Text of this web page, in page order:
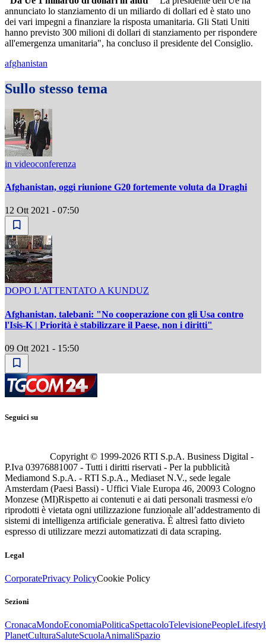
annunciato lo stanziamento di un miliardo di dollari ed è stato uno
dei vari impegni a finanziare la risposta umanitaria. Gli Stati Uniti
hanno previsto 300 milioni di dollari di stanziamento per rispondere
all'emergenza umanitaria", ha concluso il presidente del Consiglio.
afghanistan
Sullo stesso tema
in videoconferenza
Afghanistan, oggi riunione G20 fortemente voluta da Draghi
12 Ott 2021 - 07:50
DOPO L'ATTENTATO A KUNDUZ
Afghanistan, talebani: "No cooperazione con gli Usa contro
l'Isis-K | Priorità è stabilizzare il Paese, non i diritti"
09 Ott 2021 - 15:50
Seguici su
Copyright © 1999-2026 RTI S.p.A. Business Digital -
P.Iva 03976881007 - Tutti i diritti riservati - Per la pubblicità
Mediamond S.p.A. - RTI S.p.A., Mediaset N.V., sede legale
Amsterdam (Paesi Bassi) - Uffici Viale Europa 46, 20093 Cologno
Monzese (MI)Rispetto ai contenuti e ai dati personali trasmessi e/o
riprodotti è vietata ogni utilizzazione funzionale all’addestramento di
sistemi di intelligenza artificiale generativa. È altresì fatto divieto
espresso di utilizzare mezzi automatizzati di data scraping.
Legal
CorporatePrivacy PolicyCookie Policy
Sezioni
CronacaMondoEconomiaPoliticaSpettacoloTelevisionePeople
PlanetCulturaSaluteScuolaAnimaliSpazio